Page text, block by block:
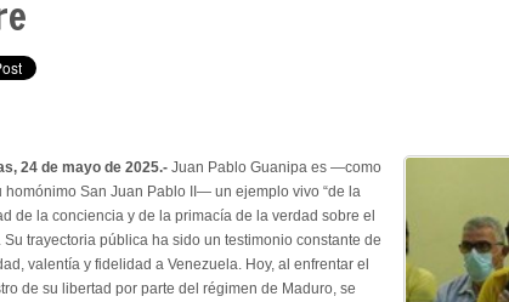
24 de mayo de 2025.- Juan Pablo Guanipa es —como
homónimo San Juan Pablo II— un ejemplo vivo “de la
de la conciencia y de la primacía de la verdad sobre el
Su trayectoria pública ha sido un testimonio constante de
valentía y fidelidad a Venezuela. Hoy, al enfrentar el
de su libertad por parte del régimen de Maduro, se